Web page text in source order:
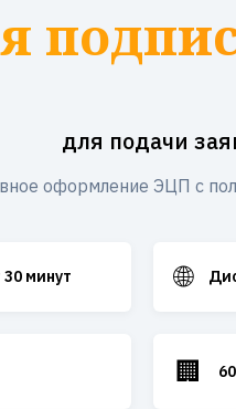
для подачи
оформление ЭЦП с
минут 🌐
🏢